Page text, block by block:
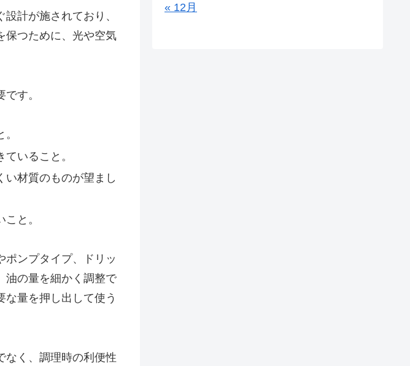
計が施されており、
保つために、光や空気
す。
いること。
い材質のものが望まし
と。
ポンプタイプ、ドリッ
油の量を細かく調整で
量を押し出して使う
なく、調理時の利便性
« 12月